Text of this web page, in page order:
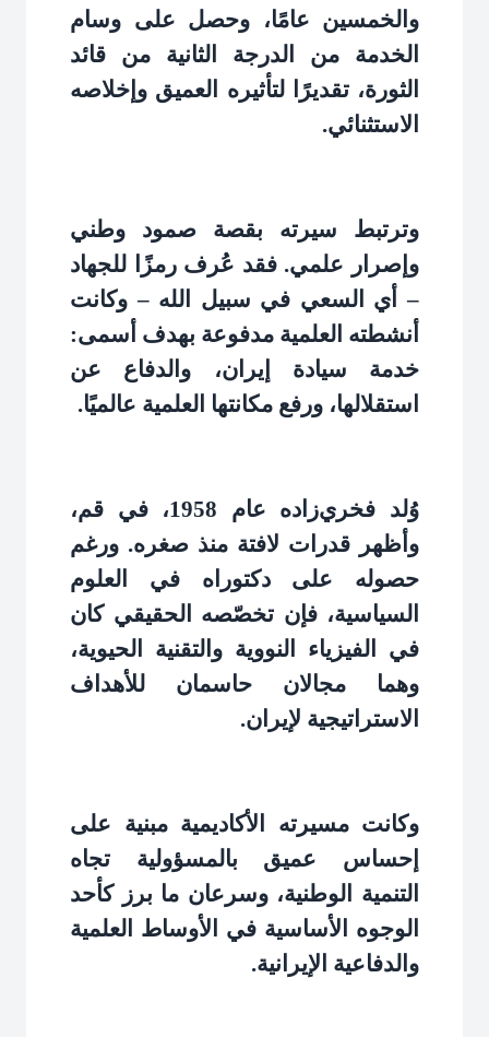
والخمسين عامًا، وحصل على وسام
الخدمة من الدرجة الثانية من قائد
الثورة، تقديرًا لتأثيره العميق وإخلاصه
الاستثنائي.
وترتبط سيرته بقصة صمود وطني
وإصرار علمي. فقد عُرف رمزًا للجهاد
– أي السعي في سبيل الله – وكانت
أنشطته العلمية مدفوعة بهدف أسمى:
خدمة سيادة إيران، والدفاع عن
استقلالها، ورفع مكانتها العلمية عالميًا.
وُلد فخري‌زاده عام 1958، في قم،
وأظهر قدرات لافتة منذ صغره. ورغم
حصوله على دكتوراه في العلوم
السياسية، فإن تخصّصه الحقيقي كان
في الفيزياء النووية والتقنية الحيوية،
وهما مجالان حاسمان للأهداف
الاستراتيجية لإيران.
وكانت مسيرته الأكاديمية مبنية على
إحساس عميق بالمسؤولية تجاه
التنمية الوطنية، وسرعان ما برز كأحد
الوجوه الأساسية في الأوساط العلمية
والدفاعية الإيرانية.